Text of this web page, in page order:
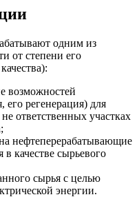
одним из
от степени его
возможностей
его регенерация) для
ответственных участках
нефтеперерабатывающие
качестве сырьевого
сырья с целью
энергии.